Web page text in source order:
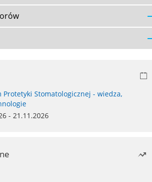
Protetyki Stomatologicznej - wiedza,
- 21.11.2026